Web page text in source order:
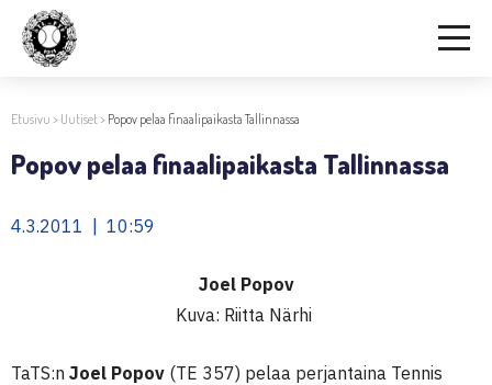
Etusivu > Uutiset> Popov pelaa finaalipaikasta Tallinnassa
Popov pelaa finaalipaikasta Tallinnassa
4.3.2011 | 10:59
Joel Popov
Kuva: Riitta Närhi
TaTS:n Joel Popov (TE 357) pelaa perjantaina Tennis